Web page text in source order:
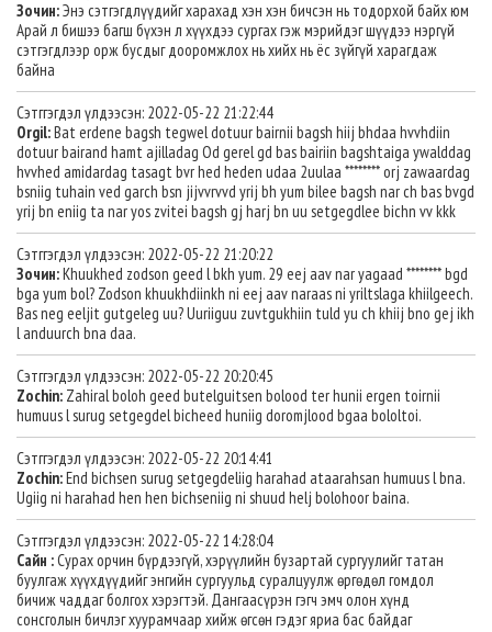
Зочин:Энэ сэтгэгдлүүдийг харахад хэн хэн бичсэн нь тодорхой байх юм
Арай л бишээ багш бүхэн л хүүхдээ сургах гэж мэрийдэг шүүдээ нэргүй
сэтгэгдлээр орж бусдыг дооромжлох нь хийх нь ёс зүйгүй харагдаж
байна
Сэтггэгдэл үлдээсэн: 2022-05-22 21:22:44
Orgil:Bat erdene bagsh tegwel dotuur bairnii bagsh hiij bhdaa hvvhdiin
dotuur bairand hamt ajilladag Od gerel gd bas bairiin bagshtaiga ywalddag
hvvhed amidardag tasagt bvr hed heden udaa 2uulaa ******** orj zawaardag
bsniig tuhain ved garch bsn jijvvrvvd yrij bh yum bilee bagsh nar ch bas bvgd
yrij bn eniig ta nar yos zvitei bagsh gj harj bn uu setgegdlee bichn vv kkk
Сэтггэгдэл үлдээсэн: 2022-05-22 21:20:22
Зочин:Khuukhed zodson geed l bkh yum. 29 eej aav nar yagaad ******** bgd
bga yum bol? Zodson khuukhdiinkh ni eej aav naraas ni yriltslaga khiilgeech.
Bas neg eeljit gutgeleg uu? Uuriiguu zuvtgukhiin tuld yu ch khiij bno gej ikh
l anduurch bna daa.
Сэтггэгдэл үлдээсэн: 2022-05-22 20:20:45
Zochin: Zahiral boloh geed butelguitsen bolood ter hunii ergen toirnii
humuus l surug setgegdel bicheed huniig doromjlood bgaa bololtoi.
Сэтггэгдэл үлдээсэн: 2022-05-22 20:14:41
Zochin:End bichsen surug setgegdeliig harahad ataarahsan humuus l bna.
Ugiig ni harahad hen hen bichseniig ni shuud helj bolohoor baina.
Сэтггэгдэл үлдээсэн: 2022-05-22 14:28:04
Сайн :Сурах орчин бүрдээгүй, хэрүүлийн бузартай сургуулийг татан
буулгаж хүүхдүүдийг энгийн сургуульд суралцуулж өргөдөл гомдол
бичиж чаддаг болгох хэрэгтэй. Дангаасүрэн гэгч эмч олон хүнд
сонсголын бичлэг хуурамчаар хийж өгсөн гэдэг яриа бас байдаг